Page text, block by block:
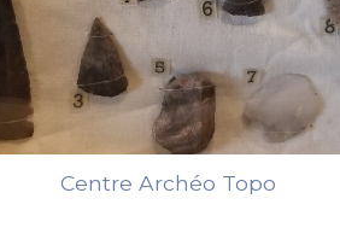
Centre Archéo Topo